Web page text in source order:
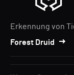
Erkennung von
Forest Druid